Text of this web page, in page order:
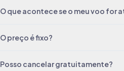
O que acontece se o meu voo for
O preço é fixo?
Posso cancelar gratuitamente?